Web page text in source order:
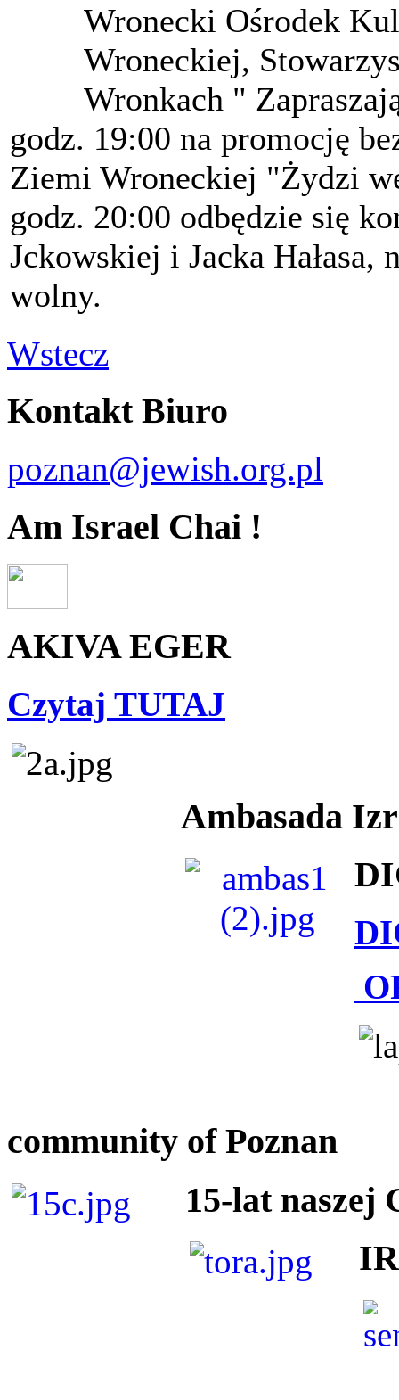
Wronecki Ośrodek
Wroneckiej,
Wronkach "
godz. 19:00 na promocję
Ziemi Wroneckiej "Żydzi
godz. 20:00 odbędzie się
Jckowskiej i Jacka Hałasa,
wolny.
Wstecz
Kontakt Biuro
poznan@jewish.org.pl
Am Israel Chai !
AKIVA EGER
Czytaj TUTAJ
Ambasada
community of Poznan
15-lat naszej